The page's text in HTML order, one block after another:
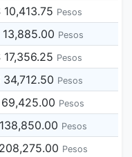
10,413.75 Pesos
13,885.00 Pesos
17,356.25 Pesos
34,712.50 Pesos
Pesos
Pesos
Pesos